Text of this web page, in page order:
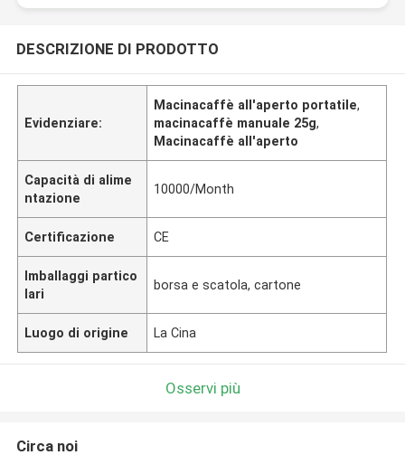
DESCRIZIONE DI PRODOTTO
Evidenziare:
Macinacaffè all'aperto portatile,
macinacaffè manuale 25g,
Macinacaffè all'aperto
Capacità di alime
ntazione
10000/Month
Certificazione CE
Imballaggi partico
lari
borsa e scatola, cartone
Luogo di origine La Cina
Osservi più
Circa noi